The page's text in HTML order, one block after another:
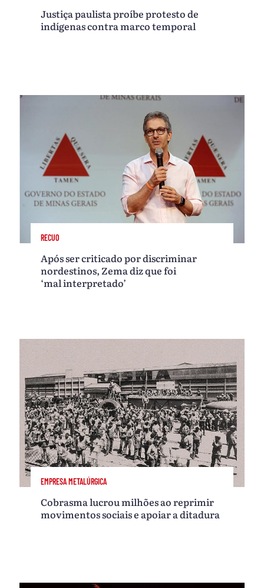
Justiça paulista proíbe protesto de
indígenas contra marco temporal
RECUO
Após ser criticado por discriminar
nordestinos, Zema diz que foi
‘mal interpretado’
EMPRESA METALÚRGICA
Cobrasma lucrou milhões ao reprimir
movimentos sociais e apoiar a ditadura